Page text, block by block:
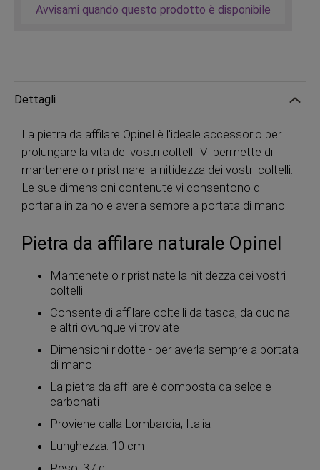
Avvisami quando questo prodotto è disponibile
Dettagli
La pietra da affilare Opinel è l'ideale accessorio per
prolungare la vita dei vostri coltelli. Vi permette di
mantenere o ripristinare la nitidezza dei vostri coltelli.
Le sue dimensioni contenute vi consentono di
portarla in zaino e averla sempre a portata di mano.
Pietra da affilare naturale Opinel
Mantenete o ripristinate la nitidezza dei vostri
coltelli
Consente di affilare coltelli da tasca, da cucina
e altri ovunque vi troviate
Dimensioni ridotte - per averla sempre a portata
di mano
La pietra da affilare è composta da selce e
carbonati
Proviene dalla Lombardia, Italia
Lunghezza: 10 cm